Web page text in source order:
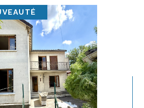
les
de mon bien
*
de bien *
du bien *